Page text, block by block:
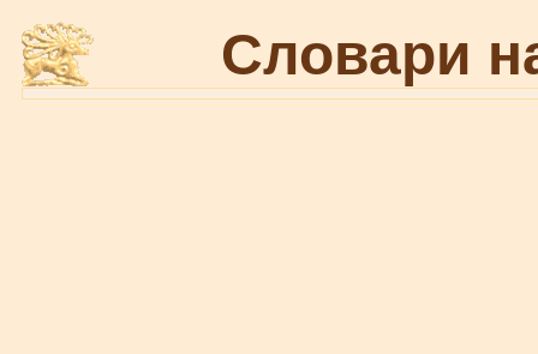
Словари